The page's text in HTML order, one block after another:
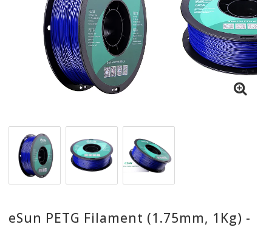
3D-Pennor & Tillbehör
eSun PETG Filament (1.75mm, 1Kg) -